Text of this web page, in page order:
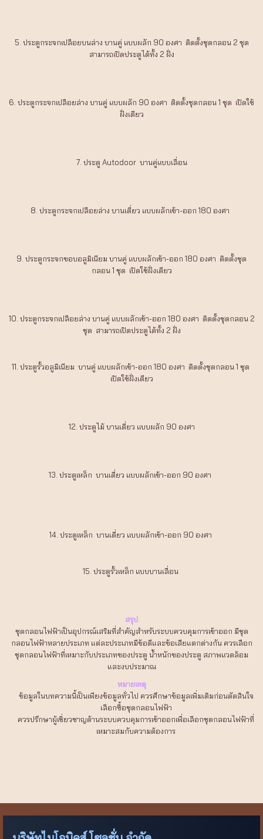
5. ประตูกระจกเปลือยบนล่าง บานคู่ แบบผลัก 90 องศา ติดตั้งชุดกลอน 2 ชุด
สามารถเปิดประตูได้ทั้ง 2 ฝั่ง
6. ประตูกระจกเปลือยล่าง บานคู่ แบบผลัก 90 องศา ติดตั้งชุดกลอน 1 ชุด เปิดใช้
ฝั่งเดียว
7. ประตู Autodoor บานคู่แบบเลื่อน
8. ประตูกระจกเปลือยล่าง บานเดี่ยว แบบผลักเข้า-ออก 180 องศา
9. ประตูกระจกขอบอลูมิเนียม บานคู่ แบบผลักเข้า-ออก 180 องศา ติดตั้งชุด
กลอน 1 ชุด เปิดใช้ฝั่งเดียว
10. ประตูกระจกเปลือยล่าง บานคู่ แบบผลักเข้า-ออก 180 องศา ติดตั้งชุดกลอน 2
ชุด สามารถเปิดประตูได้ทั้ง 2 ฝั่ง
11. ประตูรั้วอลูมิเนียม บานคู่ แบบผลักเข้า-ออก 180 องศา ติดตั้งชุดกลอน 1 ชุด
เปิดใช้ฝั่งเดียว
12. ประตูไม้ บานเดี่ยว แบบผลัก 90 องศา
13. ประตูเหล็ก บานเดี่ยว แบบผลักเข้า-ออก 90 องศา
14. ประตูเหล็ก บานเดี่ยว แบบผลักเข้า-ออก 90 องศา
15. ประตูรั้วเหล็ก แบบบานเลื่อน
สรุป
ชุดกลอนไฟฟ้าเป็นอุปกรณ์เสริมที่สำคัญสำหรับระบบควบคุมการเข้าออก มีชุด
กลอนไฟฟ้าหลายประเภท แต่ละประเภทมีข้อดีและข้อเสียแตกต่างกัน ควรเลือก
ชุดกลอนไฟฟ้าที่เหมาะกับประเภทของประตู น้ำหนักของประตู สภาพแวดล้อม
และงบประมาณ
หมายเหตุ
ข้อมูลในบทความนี้เป็นเพียงข้อมูลทั่วไป ควรศึกษาข้อมูลเพิ่มเติมก่อนตัดสินใจ
เลือกซื้อชุดกลอนไฟฟ้า
ควรปรึกษาผู้เชี่ยวชาญด้านระบบควบคุมการเข้าออกเพื่อเลือกชุดกลอนไฟฟ้าที่
เหมาะสมกับความต้องการ